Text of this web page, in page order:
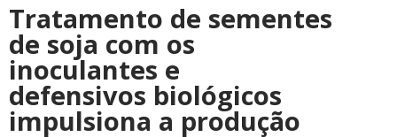
Tratamento de sementes
de soja com os
inoculantes e
defensivos biológicos
impulsiona a produção